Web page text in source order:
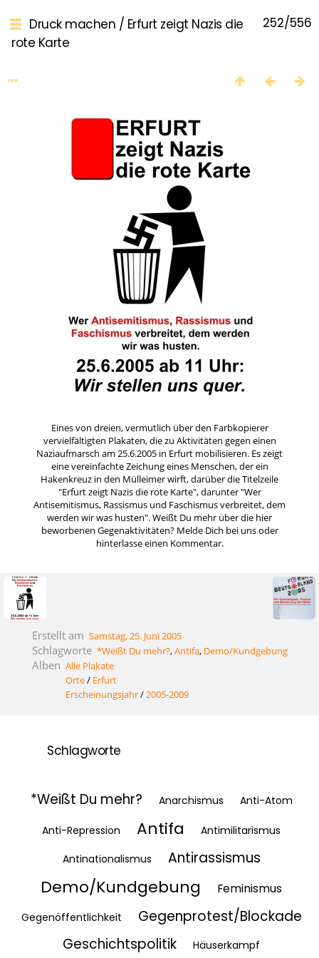
252/556
Druck machen / Erfurt zeigt Nazis die
rote Karte
Eines von dreien, vermutlich über den Farbkopierer
vervielfältigten Plakaten, die zu Aktivitäten gegen einen
Naziaufmarsch am 25.6.2005 in Erfurt mobilisieren. Es zeigt
eine vereinfachte Zeichung eines Menschen, der ein
Hakenkreuz in den Mülleimer wirft, darüber die Titelzeile
"Erfurt zeigt Nazis die rote Karte", darunter "Wer
Antisemitismus, Rassismus und Faschismus verbreitet, dem
werden wir was husten". Weißt Du mehr über die hier
beworbenen Gegenaktivitäten? Melde Dich bei uns oder
hinterlasse einen Kommentar.
Erstellt am Samstag, 25. Juni 2005
Schlagworte *Weißt Du mehr?,Antifa, Demo/Kundgebung
Alben Alle Plakate
Orte/ Erfurt
Erscheinungsjahr/2005-2009
Schlagworte
*Weißt Du mehr? Anarchismus Anti-Atom
Anti-Repression Antifa
Antimilitarismus
Antinationalismus
Antirassismus
Demo/Kundgebung Feminismus
Gegenöffentlichkeit
Gegenprotest/Blockade
Geschichtspolitik
Häuserkampf